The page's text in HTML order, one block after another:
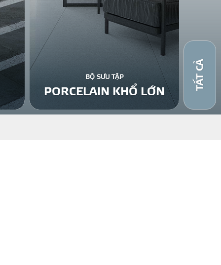
BỘ SƯU TẬP
PORCELAIN KHỔ LỚN
TẤT CẢ